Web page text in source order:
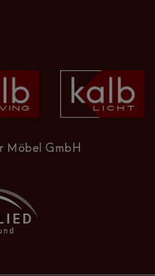
Möbel GmbH